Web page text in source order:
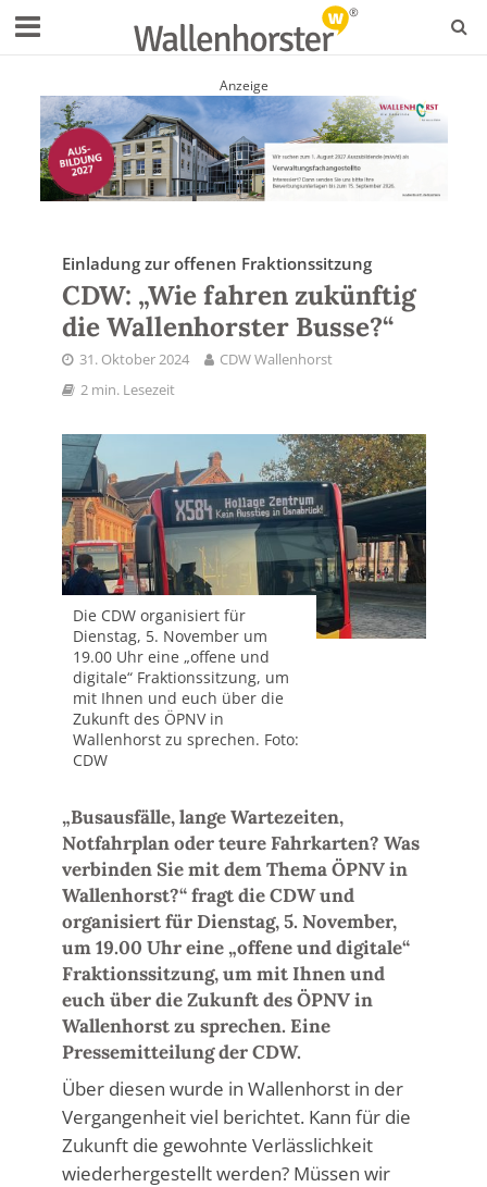
Anzeige
Einladung zur offenen Fraktionssitzung
CDW: „Wie fahren zukünftig
die Wallenhorster Busse?“
31. Oktober 2024
CDW Wallenhorst
2 min. Lesezeit
Die CDW organisiert für
Dienstag, 5. November um
19.00 Uhr eine „offene und
digitale“ Fraktionssitzung, um
mit Ihnen und euch über die
Zukunft des ÖPNV in
Wallenhorst zu sprechen. Foto:
CDW
„Busausfälle, lange Wartezeiten,
Notfahrplan oder teure Fahrkarten? Was
verbinden Sie mit dem Thema ÖPNV in
Wallenhorst?“ fragt die CDW und
organisiert für Dienstag, 5. November,
um 19.00 Uhr eine „offene und digitale“
Fraktionssitzung, um mit Ihnen und
euch über die Zukunft des ÖPNV in
Wallenhorst zu sprechen. Eine
Pressemitteilung der CDW.
Über diesen wurde in Wallenhorst in der
Vergangenheit viel berichtet. Kann für die
Zukunft die gewohnte Verlässlichkeit
wiederhergestellt werden? Müssen wir